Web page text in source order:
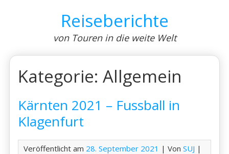
Reiseberichte
von Touren in die weite Welt
Kategorie:Allgemein
Kärnten 2021 – Fussball in
Klagenfurt
Veröffentlicht am 28. September 2021 | VonSUJ |